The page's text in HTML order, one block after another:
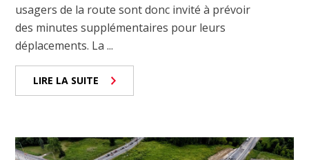
usagers de la route sont donc invité à prévoir
des minutes supplémentaires pour leurs
déplacements. La ...
LIRE LA SUITE